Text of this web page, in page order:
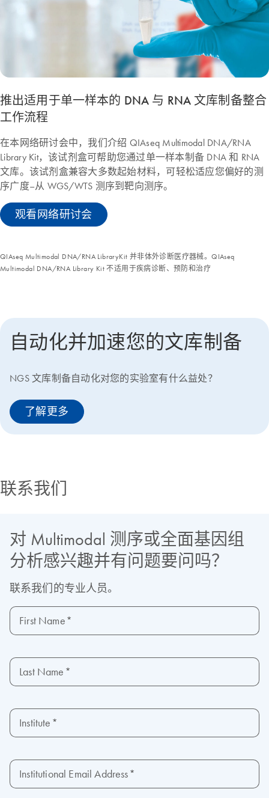
推出适用于单一样本的 DNA 与 RNA 文库制备整合
工作流程
在本网络研讨会中，我们介绍 QIAseq Multimodal DNA/RNA
Library Kit，该试剂盒可帮助您通过单一样本制备 DNA 和 RNA
文库。该试剂盒兼容大多数起始材料，可轻松适应您偏好的测
序广度–从 WGS/WTS 测序到靶向测序。
观看网络研讨会
QIAseq Multimodal DNA/RNA LibraryKit 并非体外诊断医疗器械。QIAseq
Multimodal DNA/RNA Library Kit 不适用于疾病诊断、预防和治疗
自动化并加速您的文库制备
NGS 文库制备自动化对您的实验室有什么益处？
了解更多
联系我们